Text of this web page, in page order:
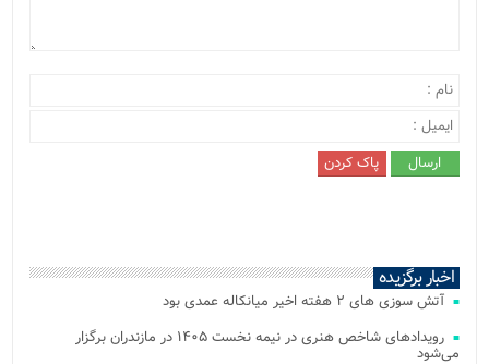
اخبار برگزیده
آتش‌ سوزی‌ های ۲ هفته اخیر میانکاله عمدی بود
رویدادهای شاخص هنری در نیمه نخست ۱۴۰۵ در مازندران برگزار
می‌شود